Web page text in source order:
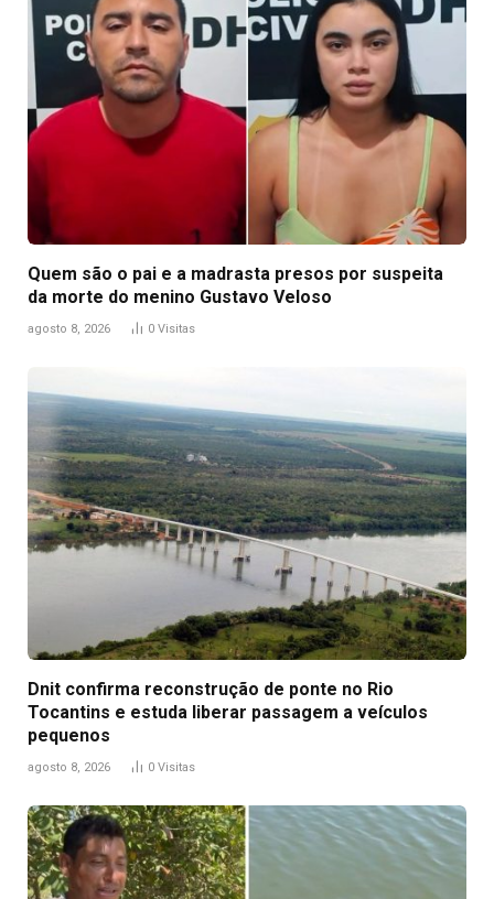
Quem são o pai e a madrasta presos por suspeita
da morte do menino Gustavo Veloso
agosto 8, 2026 0 Visitas
Dnit confirma reconstrução de ponte no Rio
Tocantins e estuda liberar passagem a veículos
pequenos
agosto 8, 2026 0 Visitas